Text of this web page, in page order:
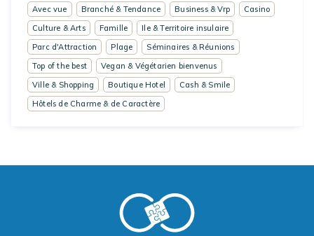
Avec vue Branché & Tendance Business & Vrp
Casino
Culture & Arts
Famille
Ile & Territoire insulaire
Parc d'Attraction
Plage
Séminaires & Réunions
Top of the best
Vegan & Végétarien bienvenus
Ville & Shopping
Boutique Hotel
Cash & Smile
Hôtels de Charme & de Caractère